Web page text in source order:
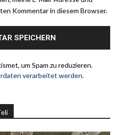
Kommentar in diesem Browser.
um Spam zu reduzieren.
verarbeitet werden.